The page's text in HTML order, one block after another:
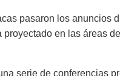
pasaron los anuncios
en las áreas
serie de conferencias